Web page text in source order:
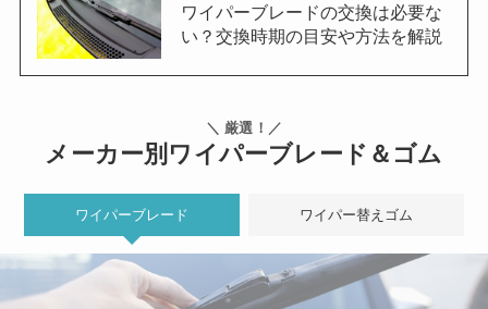
ワイパーブレードの交換は必要な
い？交換時期の目安や方法を解説
＼ 厳選！／
メーカー別ワイパーブレード＆ゴム
ワイパーブレード ワイパー替えゴム